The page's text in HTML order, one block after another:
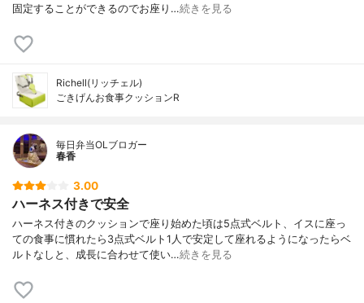
固定することができるのでお座り…続きを見る
Richell(リッチェル)
ごきげんお食事クッションR
毎日弁当OLブロガー
春香
3.00
ハーネス付きで安全
ハーネス付きのクッションで座り始めた頃は5点式ベルト、イスに座っ
ての食事に慣れたら3点式ベルト1人で安定して座れるようになったらベ
ルトなしと、成長に合わせて使い…続きを見る